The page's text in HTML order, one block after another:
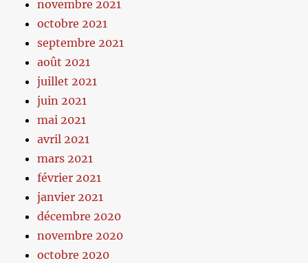
novembre 2021
octobre 2021
septembre 2021
août 2021
juillet 2021
juin 2021
mai 2021
avril 2021
mars 2021
février 2021
janvier 2021
décembre 2020
novembre 2020
octobre 2020